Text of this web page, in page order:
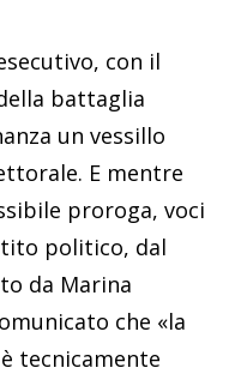
con il
battaglia
un vessillo
E mentre
proroga, voci
politico, dal
da Marina
che «la
tecnicamente